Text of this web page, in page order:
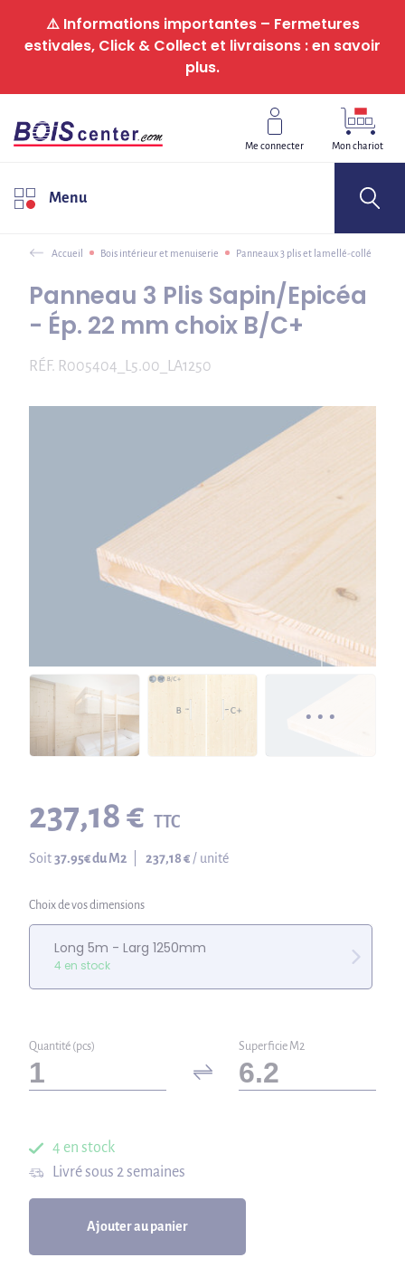
⚠️ Informations importantes – Fermetures
estivales, Click & Collect et livraisons : en savoir
plus.
Me connecter Mon chariot
Menu
Accueil Bois intérieur et menuiserie Panneaux 3 plis et lamellé-collé
Panneau 3 Plis Sapin/Epicéa
- Ép. 22 mm choix B/C+
RÉF. R005404_L5.00_LA1250
237,18 € TTC
Soit37.95€ du M2 237,18 € / unité
Choix de vos dimensions
Long 5m - Larg 1250mm
4 en stock
Quantité (pcs) Superficie M2
4 en stock
Livré sous 2 semaines
Ajouter au panier